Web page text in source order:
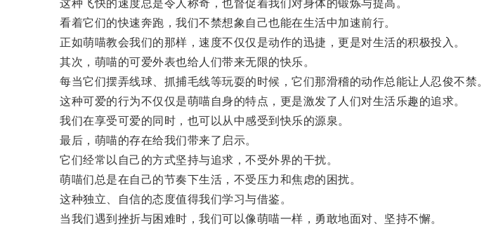
这种飞快的速度总是令人称奇，也督促着我们对身体的锻炼与提高。
看着它们的快速奔跑，我们不禁想象自己也能在生活中加速前行。
正如萌喵教会我们的那样，速度不仅仅是动作的迅捷，更是对生活的积极投入。
其次，萌喵的可爱外表也给人们带来无限的快乐。
每当它们摆弄线球、抓捕毛线等玩耍的时候，它们那滑稽的动作总能让人忍俊不禁。
这种可爱的行为不仅仅是萌喵自身的特点，更是激发了人们对生活乐趣的追求。
我们在享受可爱的同时，也可以从中感受到快乐的源泉。
最后，萌喵的存在给我们带来了启示。
它们经常以自己的方式坚持与追求，不受外界的干扰。
萌喵们总是在自己的节奏下生活，不受压力和焦虑的困扰。
这种独立、自信的态度值得我们学习与借鉴。
当我们遇到挫折与困难时，我们可以像萌喵一样，勇敢地面对、坚持不懈。